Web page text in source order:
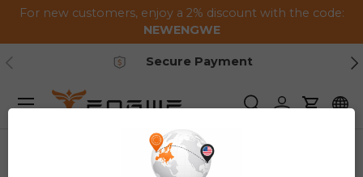
Saltar al contenido
For new customers, enjoy a 2% discount with the code:
NEWENGWE
Anterior
Secure Payment
BuscarIniciar sesión
Carrito
Menú